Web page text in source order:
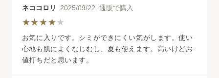
ネココロリ 2025/09/22 通販で購入
お気に入りです。シミができにくい気がします。使い
心地も肌によくなじむし、夏も使えます。高いけどお
値打ちだと思います。